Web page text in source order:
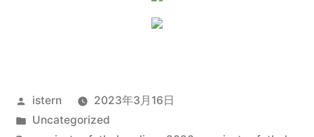
Publicado
por
istern
2023年3月16日
Publicado
Uncategorized